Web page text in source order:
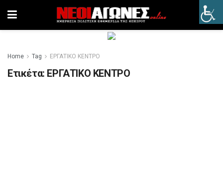
Home Tag ΕΡΓΑΤΙΚΟ ΚΕΝΤΡΟ
Ετικέτα: ΕΡΓΑΤΙΚΟ ΚΕΝΤΡΟ